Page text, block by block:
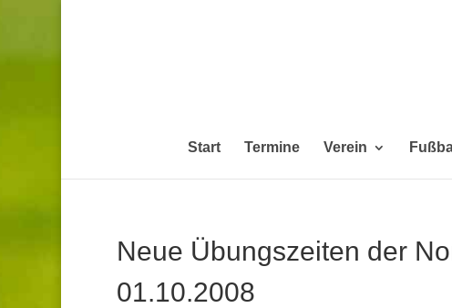
Start Termine Verein
Neue Übungszeiten der
01.10.2008